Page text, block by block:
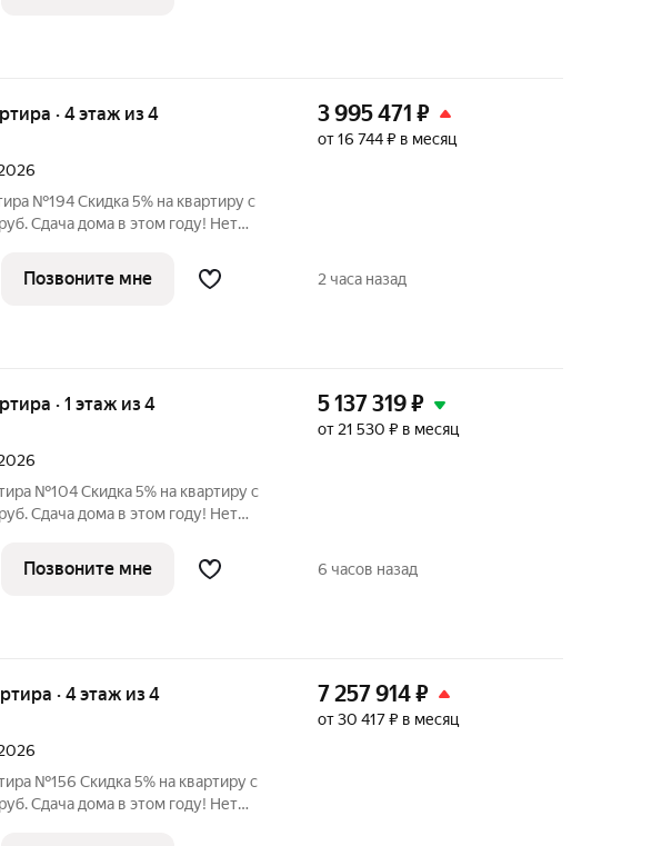
· 4 этаж из 4
№194 Скидка 5% на квартиру с
Нет
районе Перми на
3 995 471 ₽
от 16 744 ₽ в месяц
Позвоните мне 2 часа назад
· 1 этаж из 4
№104 Скидка 5% на квартиру с
Нет
районе Перми на
5 137 319₽
от 21 530 ₽ в месяц
Позвоните мне 6 часов назад
· 4 этаж из 4
№156 Скидка 5% на квартиру с
Нет
7 257 914₽
от 30 417 ₽ в месяц